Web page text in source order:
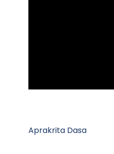
Aprakrita Dasa